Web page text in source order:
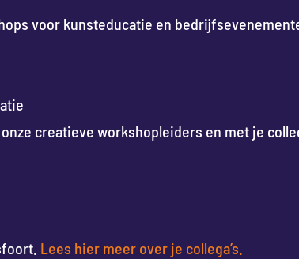
voor kunsteducatie en
creatieve workshopleiders en met je
Lees hier meer over je collega’s.